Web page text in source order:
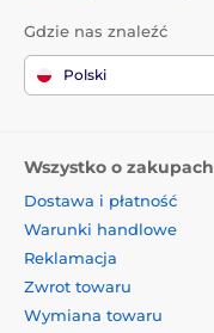
Gdzie nas znaleźć
Polski
Wszystko o zakupach
Dostawa i płatność
Warunki handlowe
Reklamacja
Zwrot towaru
Wymiana towaru